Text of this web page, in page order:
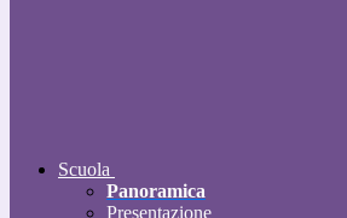
Scuola
Panoramica
Presentazione